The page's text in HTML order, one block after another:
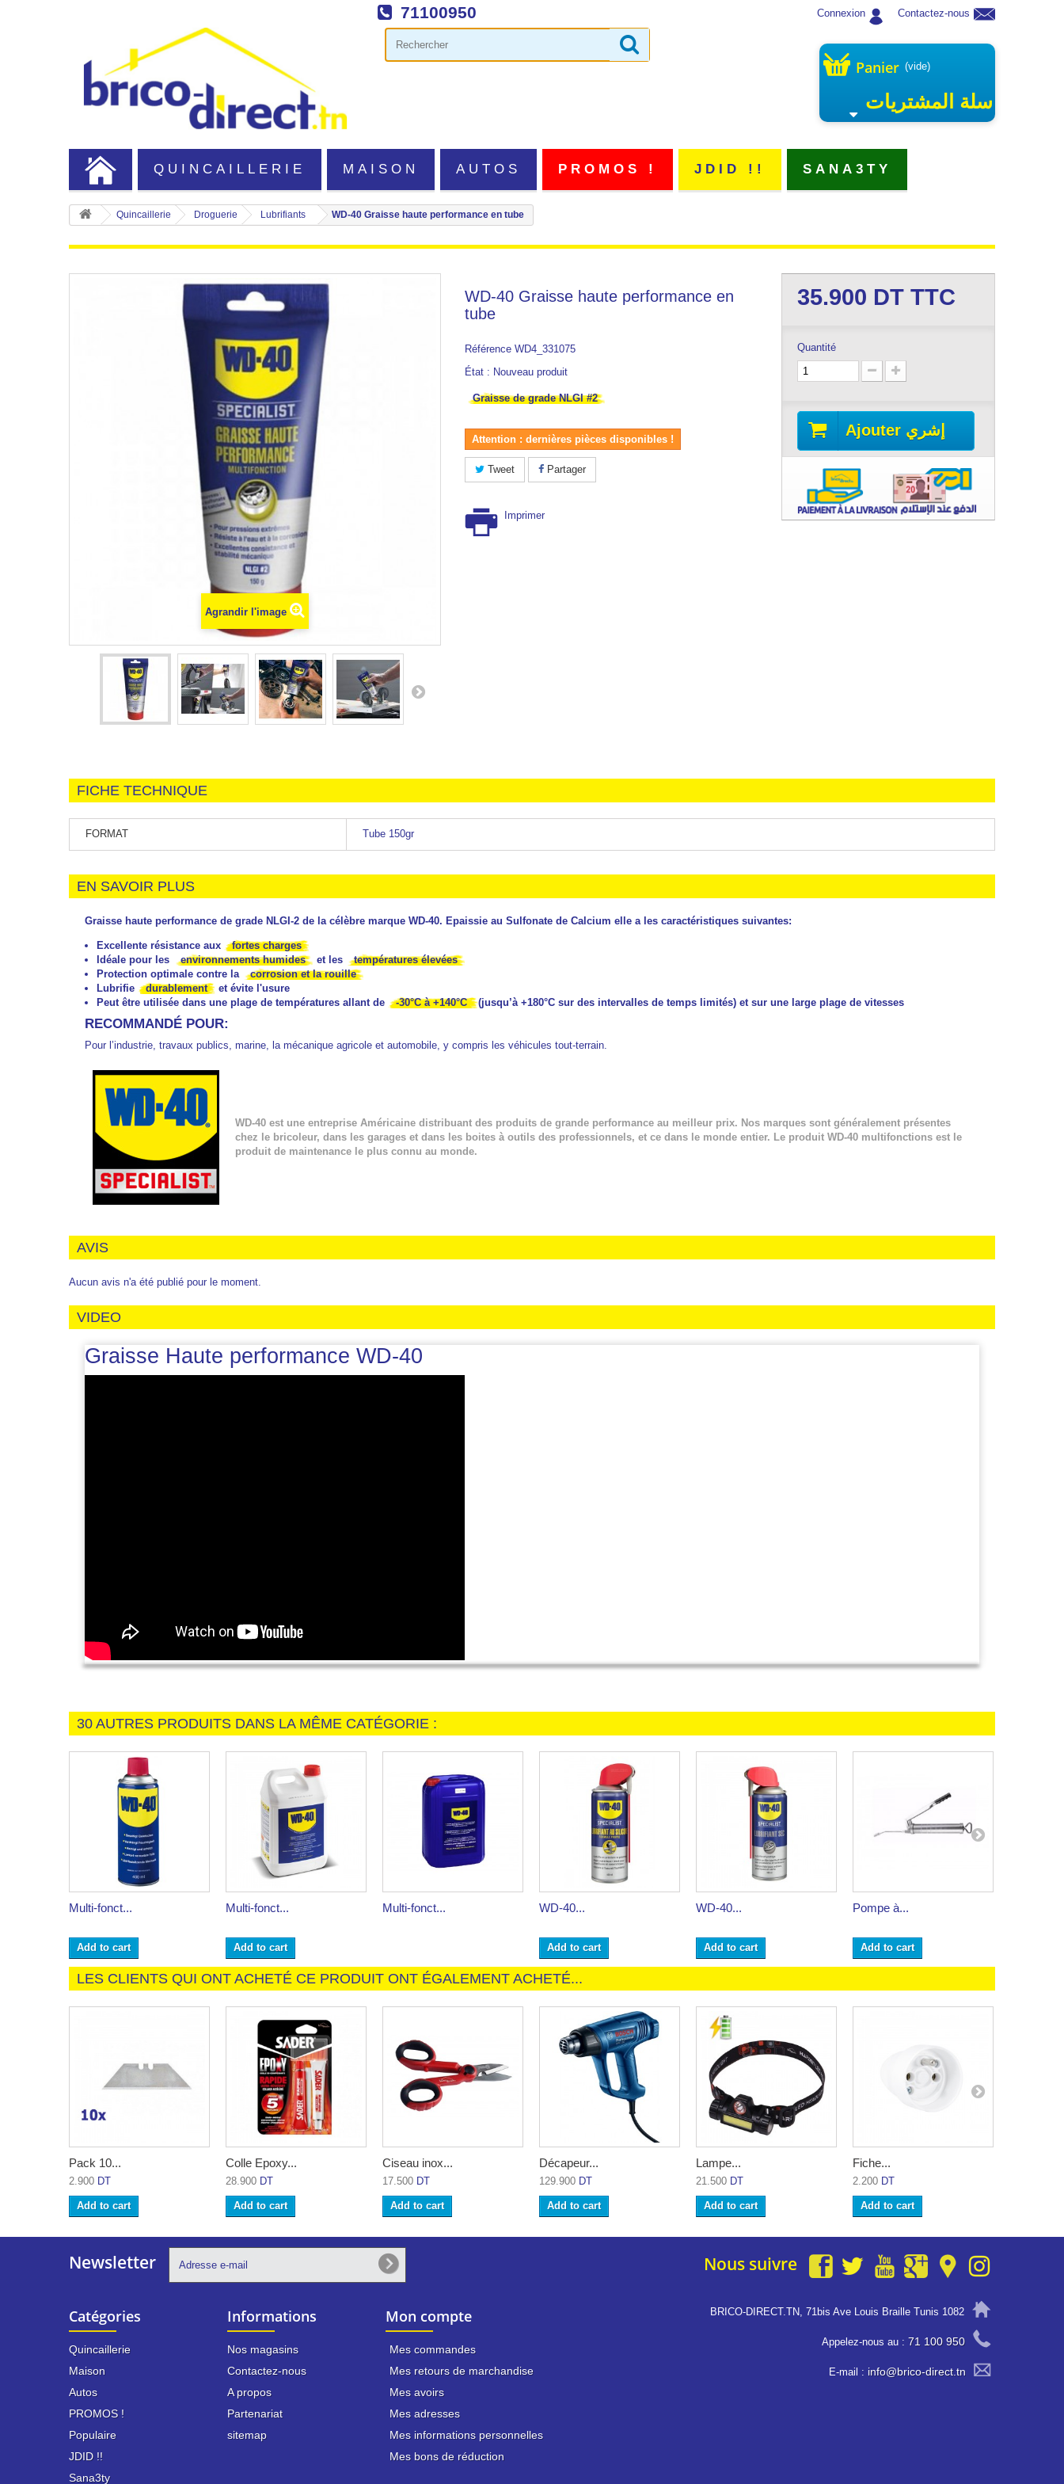
Contactez-nous
71100950 Connexion
Panier (vide)
سلة المشتريات
QUINCAILLERIE MAISON AUTOS PROMOS ! JDID !! SANA3TY
Quincaillerie Droguerie Lubrifiants WD-40 Graisse haute performance en tube
Agrandir l'image
WD-40 Graisse haute performance en
tube
Référence WD4_331075
État : Nouveau produit
Graisse de grade NLGI #2
Attention : dernières pièces disponibles !
Tweet Partager
Imprimer
35.900 DT TTC
Quantité
Ajouter إشري
FICHE TECHNIQUE
FORMAT Tube 150gr
EN SAVOIR PLUS
Graisse haute performance de grade NLGI-2 de la célèbre marque WD-40. Epaissie au Sulfonate de Calcium elle a les caractéristiques suivantes:
Excellente résistance aux
fortes charges
Idéale pour les
environnements humides et les
températures élevées
Protection optimale contre la
corrosion et la rouille
Lubrifie
durablement
et évite l'usure
Peut être utilisée dans une plage de températures allant de
-30°C à +140°C (jusqu’à +180°C sur des intervalles de temps limités) et sur une large plage de vitesses
RECOMMANDÉ POUR:
Pour l’industrie, travaux publics, marine, la mécanique agricole et automobile, y compris les véhicules tout-terrain.
WD-40 est une entreprise Américaine distribuant des produits de grande performance au meilleur prix. Nos marques sont généralement présentes
chez le bricoleur, dans les garages et dans les boites à outils des professionnels, et ce dans le monde entier. Le produit WD-40 multifonctions est le
produit de maintenance le plus connu au monde.
AVIS
Aucun avis n'a été publié pour le moment.
VIDEO
Graisse Haute performance WD-40
30 AUTRES PRODUITS DANS LA MÊME CATÉGORIE :
Multi-fonct...
Add to cart
Multi-fonct...
Add to cart
Multi-fonct... WD-40...
Add to cart
WD-40...
Add to cart
Pompe à...
Add to cart
LES CLIENTS QUI ONT ACHETÉ CE PRODUIT ONT ÉGALEMENT ACHETÉ...
Pack 10...
2.900 DT
Add to cart
Colle Epoxy...
28.900 DT
Add to cart
Ciseau inox...
17.500 DT
Add to cart
Décapeur...
129.900 DT
Add to cart
Lampe...
21.500 DT
Add to cart
Fiche...
2.200 DT
Add to cart
Newsletter Nous suivre
Catégories
Quincaillerie
Maison
Autos
PROMOS !
Populaire
JDID !!
Sana3ty
Informations
Nos magasins
Contactez-nous
A propos
Partenariat
sitemap
Mon compte
Mes commandes
Mes retours de marchandise
Mes avoirs
Mes adresses
Mes informations personnelles
Mes bons de réduction
BRICO-DIRECT.TN, 71bis Ave Louis Braille Tunis 1082
Appelez-nous au : 71 100 950
E-mail : info@brico-direct.tn